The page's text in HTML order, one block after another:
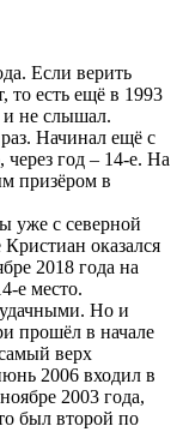
Если верить
то есть ещё в 1993
и не слышал.
Начинал ещё с
год – 14-е. На
призёром в
уже с северной
оказался
2018 года на
е место.
Но и
прошёл в начале
верх
2006 входил в
2003 года,
был второй по